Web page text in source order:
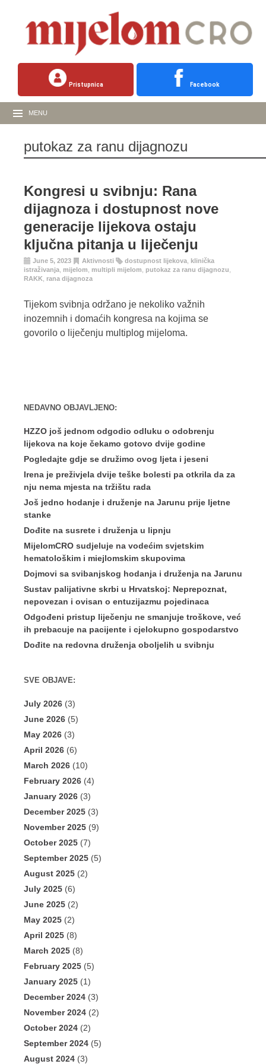
Pristupnica Facebook
MENU
putokaz za ranu dijagnozu
Kongresi u svibnju: Rana
dijagnoza i dostupnost nove
generacije lijekova ostaju
ključna pitanja u liječenju
June 5, 2023 Aktivnosti dostupnost lijekova klinička
istraživanja mijelom multipli mijelom putokaz za ranu dijagnozu
RAKK
rana dijagnoza
Tijekom svibnja održano je nekoliko važnih
inozemnih i domaćih kongresa na kojima se
govorilo o liječenju multiplog mijeloma.
NEDAVNO OBJAVLJENO:
HZZO još jednom odgodio odluku o odobrenju
lijekova na koje čekamo gotovo dvije godine
Pogledajte gdje se družimo ovog ljeta i jeseni
Irena je preživjela dvije teške bolesti pa otkrila da za
nju nema mjesta na tržištu rada
Još jedno hodanje i druženje na Jarunu prije ljetne
stanke
Dođite na susrete i druženja u lipnju
MijelomCRO sudjeluje na vodećim svjetskim
hematološkim i miejlomskim skupovima
Dojmovi sa svibanjskog hodanja i druženja na Jarunu
Sustav palijativne skrbi u Hrvatskoj: Neprepoznat,
nepovezan i ovisan o entuzijazmu pojedinaca
Odgođeni pristup liječenju ne smanjuje troškove, već
ih prebacuje na pacijente i cjelokupno gospodarstvo
Dođite na redovna druženja oboljelih u svibnju
SVE OBJAVE:
July 2026 (3)
June 2026 (5)
May 2026 (3)
April 2026 (6)
March 2026 (10)
February 2026 (4)
January 2026 (3)
December 2025 (3)
November 2025 (9)
October 2025 (7)
September 2025 (5)
August 2025 (2)
July 2025 (6)
June 2025 (2)
May 2025 (2)
April 2025 (8)
March 2025 (8)
February 2025 (5)
January 2025 (1)
December 2024 (3)
November 2024 (2)
October 2024 (2)
September 2024 (5)
August 2024 (3)